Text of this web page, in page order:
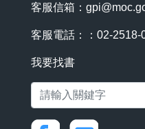
客服信箱：
客服電話：：02-2518-
我要找書